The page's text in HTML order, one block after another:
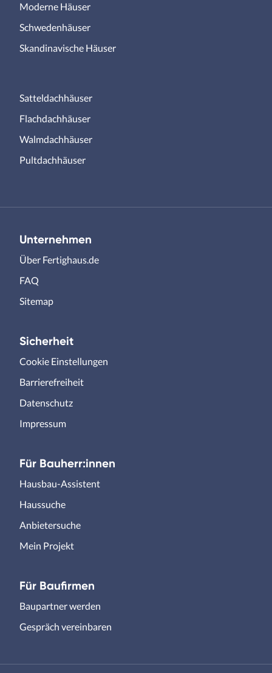
Moderne Häuser
Schwedenhäuser
Skandinavische Häuser
Satteldachhäuser
Flachdachhäuser
Walmdachhäuser
Pultdachhäuser
Unternehmen
Über Fertighaus.de
FAQ
Sitemap
Sicherheit
Cookie Einstellungen
Barrierefreiheit
Datenschutz
Impressum
Für Bauherr:innen
Hausbau-Assistent
Haussuche
Anbietersuche
Mein Projekt
Für Baufirmen
Baupartner werden
Gespräch vereinbaren